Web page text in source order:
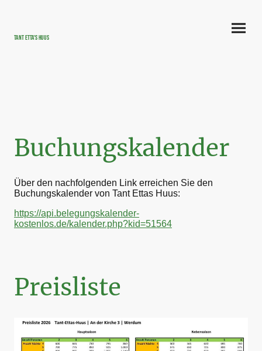
Tant Etta's Huus
Buchungskalender
Über den nachfolgenden Link erreichen Sie den
Buchungskalender von Tant Ettas Huus:
https://api.belegungskalender-
kostenlos.de/kalender.php?kid=51564
Preisliste